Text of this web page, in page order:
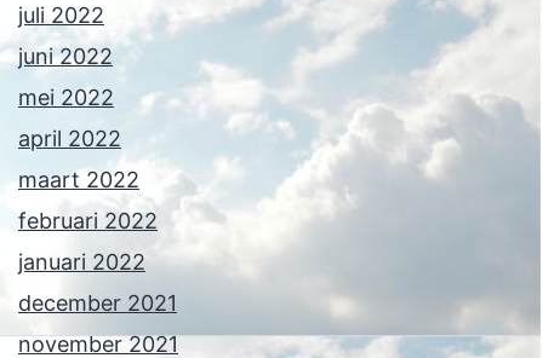
juli 2022
juni 2022
mei 2022
april 2022
maart 2022
februari 2022
januari 2022
december 2021
november 2021